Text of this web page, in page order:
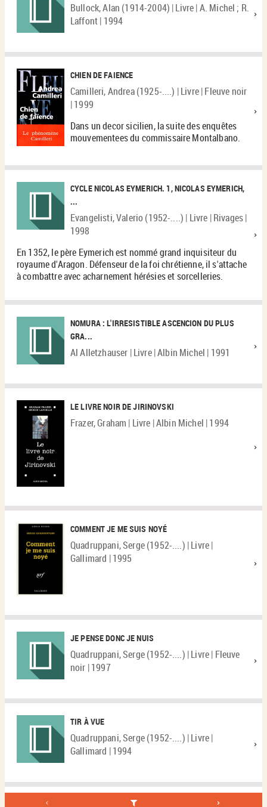
Bullock, Alan (1914-2004) | Livre | A. Michel ; R.
Laffont | 1994
CHIEN DE FAIENCE
Camilleri, Andrea (1925-....) | Livre | Fleuve noir
| 1999
Dans un decor sicilien, la suite des enquêtes
mouvementees du commissaire Montalbano.
CYCLE NICOLAS EYMERICH. 1, NICOLAS EYMERICH,
...
Evangelisti, Valerio (1952-....) | Livre | Rivages |
1998
En 1352, le père Eymerich est nommé grand inquisiteur du
royaume d'Aragon. Défenseur de la foi chrétienne, il s'attache
à combattre avec acharnement hérésies et sorcelleries.
NOMURA : L'IRRESISTIBLE ASCENCION DU PLUS
GRA...
Al Alletzhauser | Livre | Albin Michel | 1991
LE LIVRE NOIR DE JIRINOVSKI
Frazer, Graham | Livre | Albin Michel | 1994
COMMENT JE ME SUIS NOYÉ
Quadruppani, Serge (1952-....) | Livre |
Gallimard | 1995
JE PENSE DONC JE NUIS
Quadruppani, Serge (1952-....) | Livre | Fleuve
noir | 1997
TIR À VUE
Quadruppani, Serge (1952-....) | Livre |
Gallimard | 1994